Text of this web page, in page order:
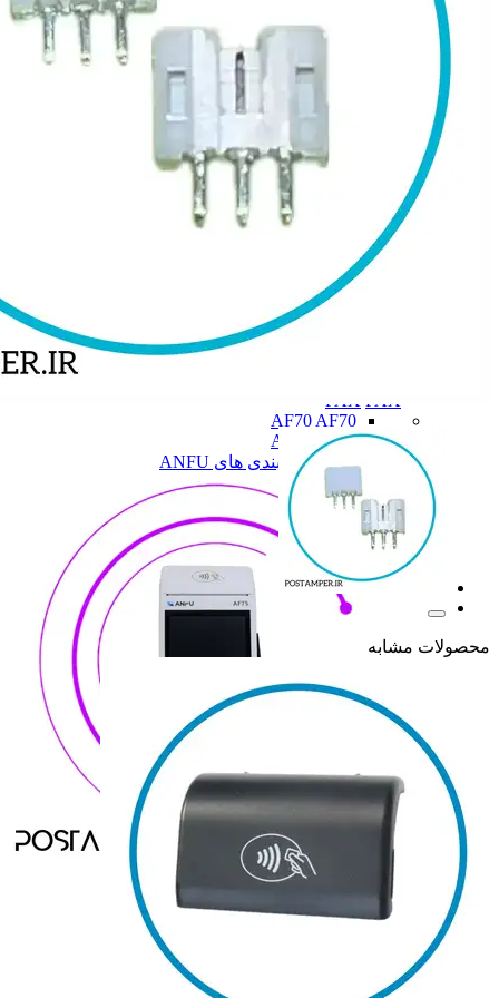
PAX PAX
AF70 AF70
AF75
AF75
همه دسته بندی های ANFU
ANFU
ANFU
H919 H919
محصولات مشابه